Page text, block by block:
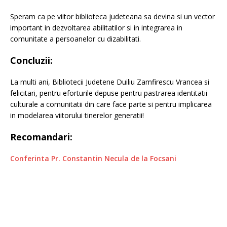
Speram ca pe viitor biblioteca judeteana sa devina si un vector
important in dezvoltarea abilitatilor si in integrarea in
comunitate a persoanelor cu dizabilitati.
Concluzii:
La multi ani, Bibliotecii Judetene Duiliu Zamfirescu Vrancea si
felicitari, pentru eforturile depuse pentru pastrarea identitatii
culturale a comunitatii din care face parte si pentru implicarea
in modelarea viitorului tinerelor generatii!
Recomandari:
Conferinta Pr. Constantin Necula de la Focsani